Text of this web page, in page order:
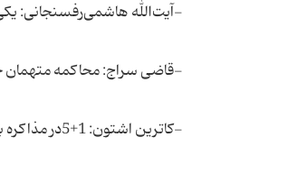
-آیت‌الله هاشمی‌رفسنجانی:
-قاضی سراج: محاكمه متهمان
-كاترین اشتون: 1+5در مذاكره با ایران مصمم و سازنده باشد